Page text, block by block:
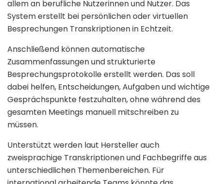
allem an berufliche Nutzerinnen und Nutzer. Das
System erstellt bei persönlichen oder virtuellen
Besprechungen Transkriptionen in Echtzeit.
Anschließend können automatische
Zusammenfassungen und strukturierte
Besprechungsprotokolle erstellt werden. Das soll
dabei helfen, Entscheidungen, Aufgaben und wichtige
Gesprächspunkte festzuhalten, ohne während des
gesamten Meetings manuell mitschreiben zu
müssen.
Unterstützt werden laut Hersteller auch
zweisprachige Transkriptionen und Fachbegriffe aus
unterschiedlichen Themenbereichen. Für